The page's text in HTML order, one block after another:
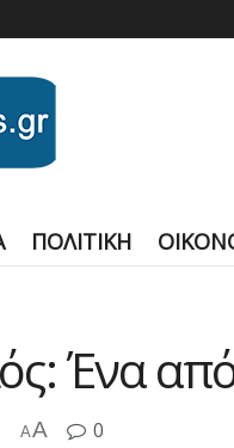
ΠΟΛΙΤΙΚΗ
Ένα
AA 0